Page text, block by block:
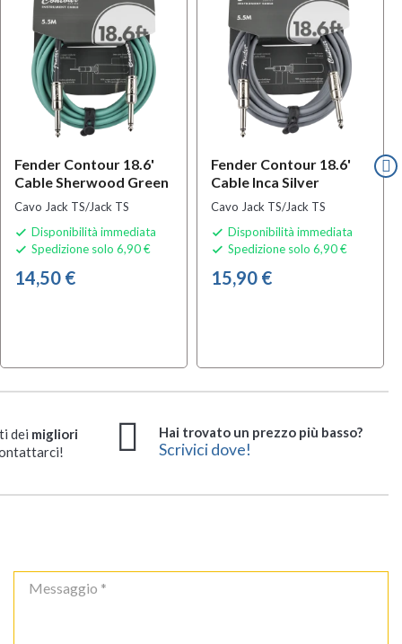
Fender Contour 18.6'
Cable Sherwood Green
Cavo Jack TS/Jack TS
 Disponibilità immediata
 Spedizione solo 6,90 €
14,50 €
Fender Contour 18.6'
Cable Inca Silver
Cavo Jack TS/Jack TS
 Disponibilità immediata
 Spedizione solo 6,90 €
15,90 €
dei migliori
Hai trovato un prezzo più basso?
Scrivici dove!